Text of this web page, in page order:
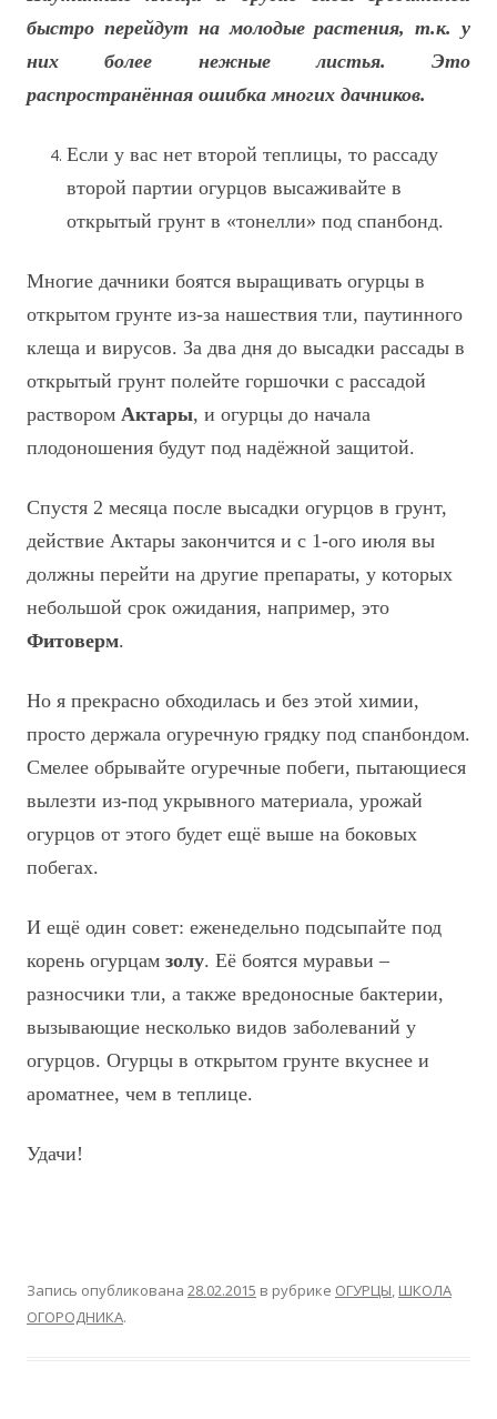
быстро перейдут на молодые растения, т.к. у
них более нежные листья. Это
распространённая ошибка многих дачников.
Если у вас нет второй теплицы, то рассаду
второй партии огурцов высаживайте в
открытый грунт в «тонелли» под спанбонд.
Многие дачники боятся выращивать огурцы в
открытом грунте из-за нашествия тли, паутинного
клеща и вирусов. За два дня до высадки рассады в
открытый грунт полейте горшочки с рассадой
раствором Актары, и огурцы до начала
плодоношения будут под надёжной защитой.
Спустя 2 месяца после высадки огурцов в грунт,
действие Актары закончится и с 1-ого июля вы
должны перейти на другие препараты, у которых
небольшой срок ожидания, например, это
Фитоверм.
Но я прекрасно обходилась и без этой химии,
просто держала огуречную грядку под спанбондом.
Смелее обрывайте огуречные побеги, пытающиеся
вылезти из-под укрывного материала, урожай
огурцов от этого будет ещё выше на боковых
побегах.
И ещё один совет: еженедельно подсыпайте под
корень огурцам золу. Её боятся муравьи –
разносчики тли, а также вредоносные бактерии,
вызывающие несколько видов заболеваний у
огурцов. Огурцы в открытом грунте вкуснее и
ароматнее, чем в теплице.
Удачи!
Запись опубликована 28.02.2015 в рубрике ОГУРЦЫ, ШКОЛА
ОГОРОДНИКА.